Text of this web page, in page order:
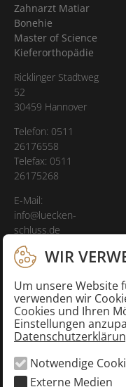
WIR
Um unsere Website
verwenden wir
Cookies und Ihren
Einstellungen
Notwendige
Externe Medien
Zahnarzt Matiar
Bonehie
Master of Science
Kieferorthopädie
Ricklinger Stadtweg
52
30459 Hannover
Telefon: 0511
26176558
Telefax: 0511
26175268
E-Mail:
info@luecken-
schluss.de
Datenschutz
Impressum
Um eine